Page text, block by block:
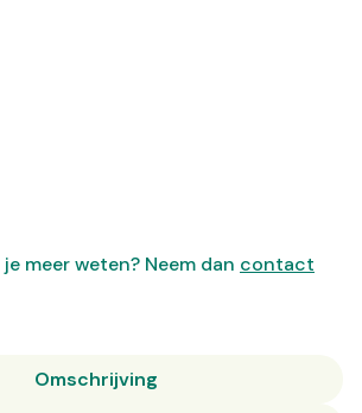
meer weten? Neem dan contact
Omschrijving